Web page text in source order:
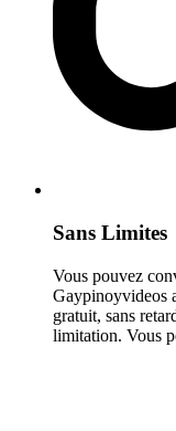
Sans Limites
Vous pouvez
Gaypinoyvideos
gratuit, sans
limitation. Vous